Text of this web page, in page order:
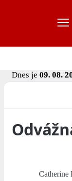
Dnes je 09. 08.
Catherine